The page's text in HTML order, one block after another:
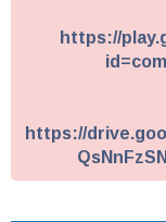
https://
https://